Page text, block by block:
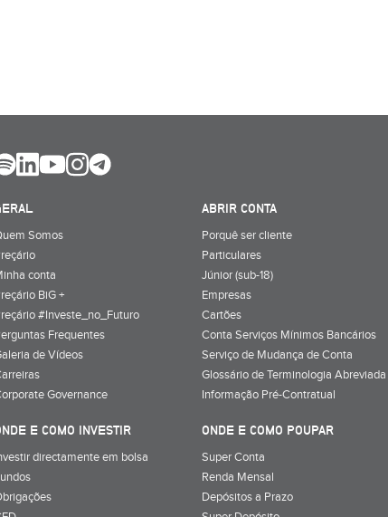
Somos
conta
BiG +
#Investe_no_Futuro
Frequentes
de Vídeos
Governance
ABRIR CONTA
Porquê ser cliente
Particulares
Júnior (sub-18)
Empresas
Cartões
Conta Serviços Mínimos Bancários
Serviço de Mudança de Conta
Glossário de Terminologia Abreviada
Informação Pré-Contratual
E COMO INVESTIR
directamente em bolsa
ONDE E COMO POUPAR
Super Conta
Renda Mensal
Depósitos a Prazo